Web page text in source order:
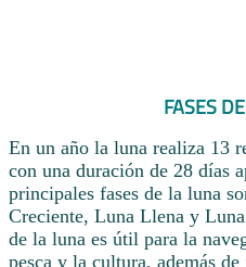
FASES
En un año la luna realiza 13
con una duración de 28 días
principales fases de la luna
Creciente, Luna Llena y
de la luna es útil para la
pesca y la cultura, además